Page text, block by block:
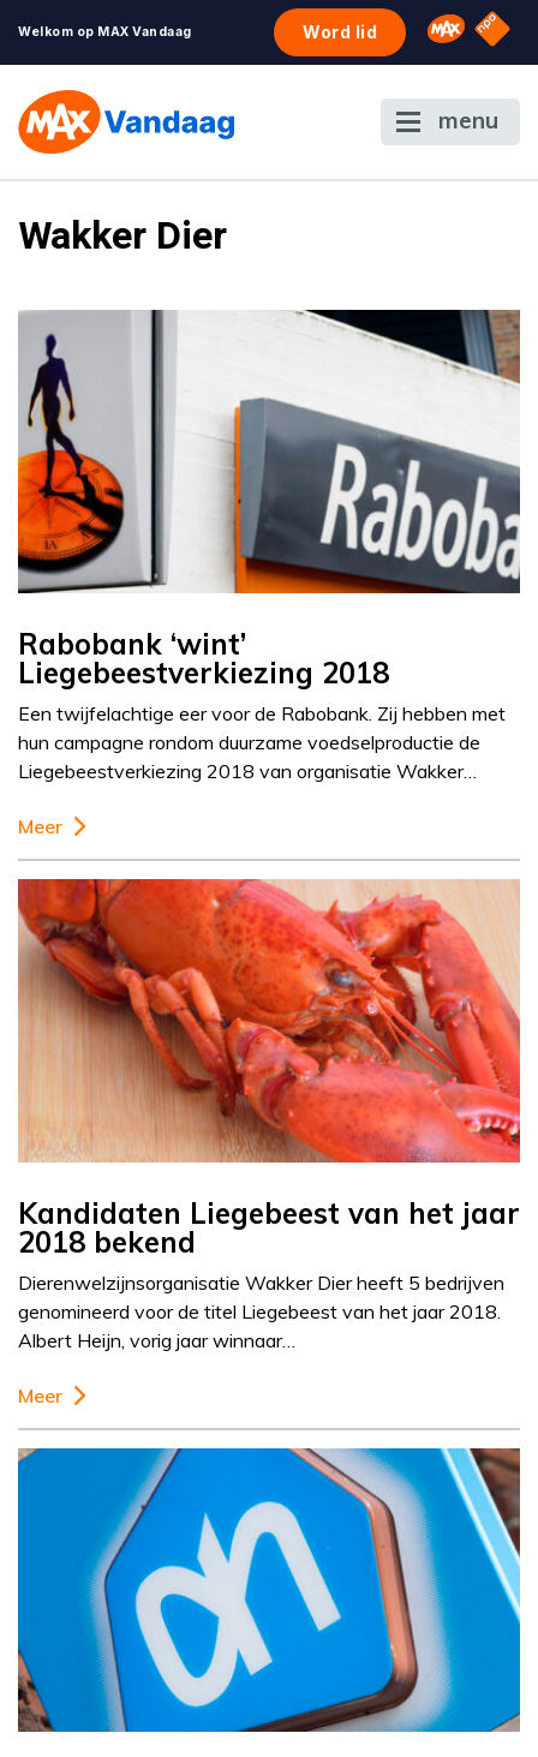
Welkom op MAX Vandaag Word lid Omroep
NPO
menu
Wakker Dier
Rabobank ‘wint’
Liegebeestverkiezing 2018
Een twijfelachtige eer voor de Rabobank. Zij hebben met
hun campagne rondom duurzame voedselproductie de
Liegebeestverkiezing 2018 van organisatie Wakker…
Meer
Kandidaten Liegebeest van het jaar
2018 bekend
Dierenwelzijnsorganisatie Wakker Dier heeft 5 bedrijven
genomineerd voor de titel Liegebeest van het jaar 2018.
Albert Heijn, vorig jaar winnaar…
Meer